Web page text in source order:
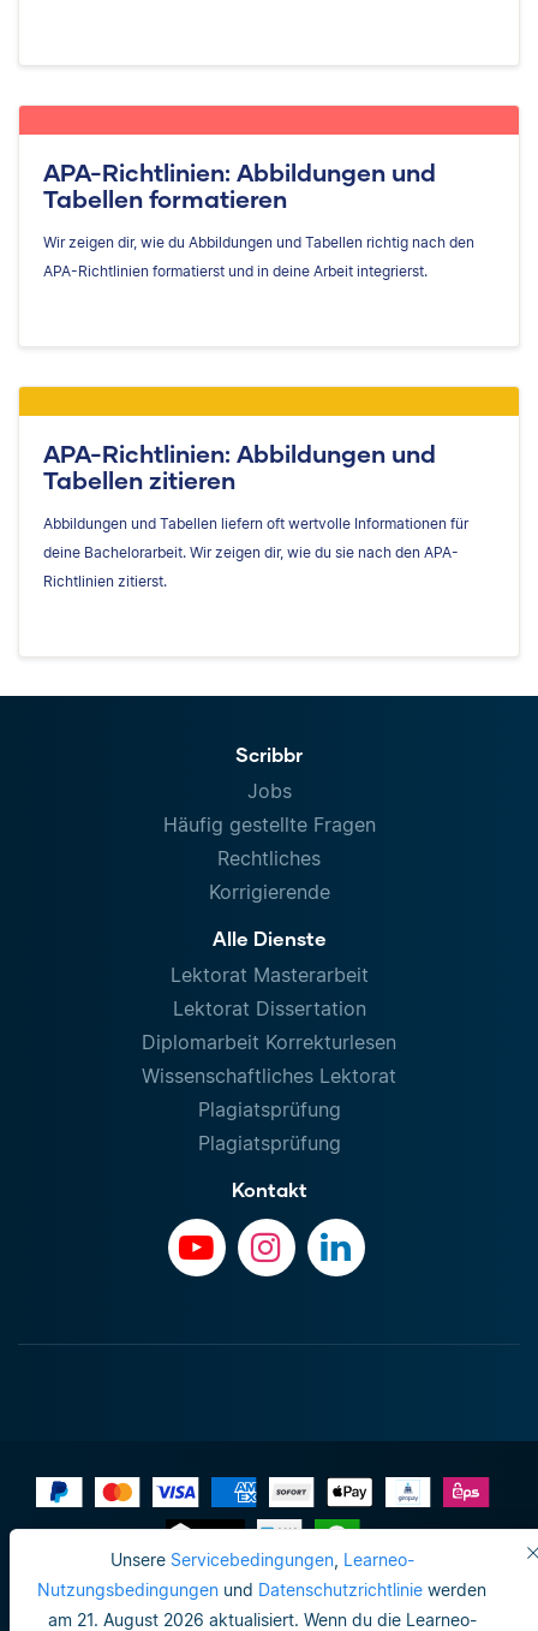
Unsere Servicebedingungen, Learneo-
Nutzungsbedingungen und Datenschutzrichtlinie werden
am 21. August 2026 aktualisiert. Wenn du die Learneo-
APA-Richtlinien: Abbildungen und
Tabellen formatieren
Wir zeigen dir, wie du Abbildungen und Tabellen richtig nach den
APA-Richtlinien formatierst und in deine Arbeit integrierst.
APA-Richtlinien: Abbildungen und
Tabellen zitieren
Abbildungen und Tabellen liefern oft wertvolle Informationen für
deine Bachelorarbeit. Wir zeigen dir, wie du sie nach den APA-
Richtlinien zitierst.
Scribbr
Jobs
Häufig gestellte Fragen
Rechtliches
Korrigierende
Alle Dienste
Lektorat Masterarbeit
Lektorat Dissertation
Diplomarbeit Korrekturlesen
Wissenschaftliches Lektorat
Plagiatsprüfung
Plagiatsprüfung
Kontakt
Impressum